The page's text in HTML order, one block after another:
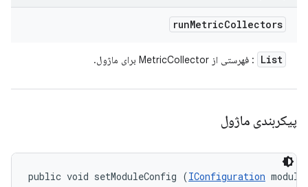
runMetricCollectors
List : فهرستی از MetricCollector برای ماژول.
پیکربندی ماژول
public void setModuleConfig (IConfiguration